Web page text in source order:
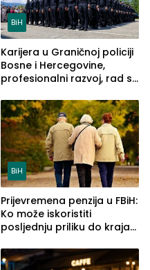
BiH
Karijera u Graničnoj policiji
Bosne i Hercegovine,
profesionalni razvoj, rad sa
služba građanima
BiH
Prijevremena penzija u FBiH:
Ko može iskoristiti
posljednju priliku do kraja